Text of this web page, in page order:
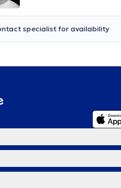
specialist for availability